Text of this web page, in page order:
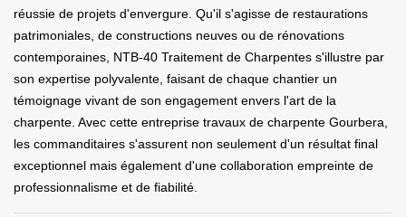
réussie de projets d'envergure. Qu'il s'agisse de restaurations
patrimoniales, de constructions neuves ou de rénovations
contemporaines, NTB-40 Traitement de Charpentes s'illustre par
son expertise polyvalente, faisant de chaque chantier un
témoignage vivant de son engagement envers l'art de la
charpente. Avec cette entreprise travaux de charpente Gourbera,
les commanditaires s'assurent non seulement d'un résultat final
exceptionnel mais également d'une collaboration empreinte de
professionnalisme et de fiabilité.